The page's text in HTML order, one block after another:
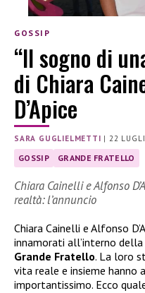
GOSSIP
“Il sogno di
di Chiara
D’Apice
SARA GUGLIELMETTI | 22
GOSSIP GRANDE FRATELLO
Chiara Cainelli e Alfonso
realtà: l’annuncio
Chiara Cainelli e Alfonso
innamorati all’interno
Grande Fratello. La loro
vita reale e insieme hanno
importantissimo. Ecco